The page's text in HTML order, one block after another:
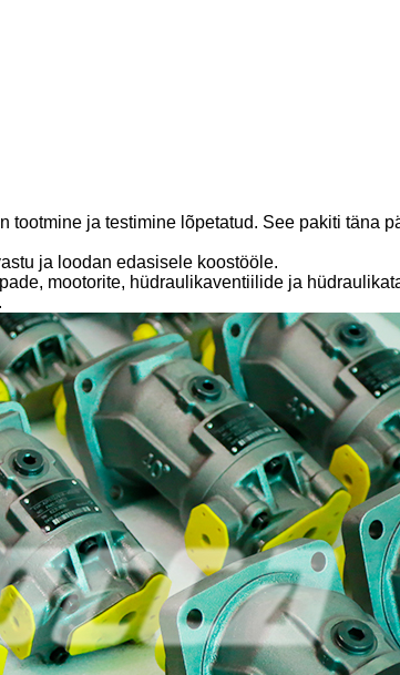
tootmine ja testimine lõpetatud. See pakiti täna
ja loodan edasisele koostööle.
mootorite, hüdraulikaventiilide ja